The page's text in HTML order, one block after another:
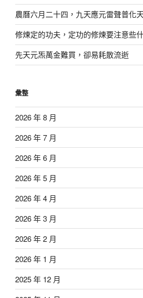
農曆六月二十四，九天應元雷聲普化
修煉定的功夫，定功的修煉要注意些
先天元炁萬金難買，卻易耗散流逝
彙整
2026 年 8 月
2026 年 7 月
2026 年 6 月
2026 年 5 月
2026 年 4 月
2026 年 3 月
2026 年 2 月
2026 年 1 月
2025 年 12 月